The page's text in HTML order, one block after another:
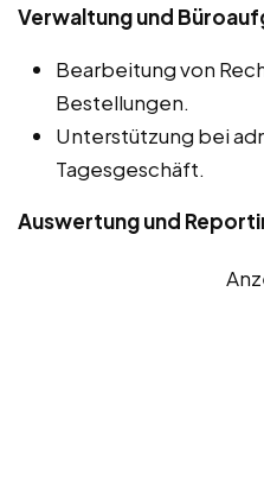
Verwaltung und
Bearbeitung von
Bestellungen.
Unterstützung bei
Tagesgeschäft.
Auswertung und